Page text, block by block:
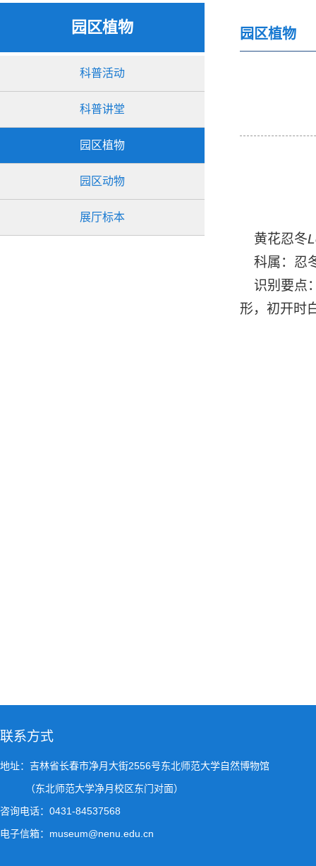
园区植物
科普活动
科普讲堂
园区植物
园区动物
展厅标本
园区植物
黄花忍冬
科属：忍
识别要点
形，初开时
联系方式
地址：吉林省长春市净月大街2556号东北师范大学自然博物馆
（东北师范大学净月校区东门对面）
咨询电话：0431-84537568
电子信箱：museum@nenu.edu.cn